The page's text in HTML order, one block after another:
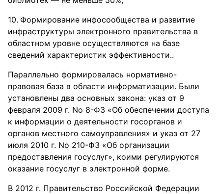
Формирование инфосообщества и развитие
инфраструктуры электронного правительства в
областном уровне осуществляются на базе
сведений характеристик эффективности..
Параллельно формировалась нормативно-
правовая база в области информатизации. Были
установлены два основных закона: указ от 9
февраля 2009 г. No 8-ФЗ «Об обеспечении доступа
к информации о деятельности госорганов и
органов местного самоуправления» и указ от 27
июля 2010 г. No 210-ФЗ «Об организации
предоставления госуслуг», коими регулируются
оказание госуслуг в электронной форме.
В 2012 г. Правительство Российской Федерации